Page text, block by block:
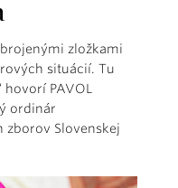
zložkami
situácií. Tu
PAVOL
ordinár
zborov Slovenskej